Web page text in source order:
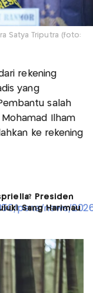
Satya Triputra (foto:
rekening
yang
salah
Mohamad Ilham
ke rekening
Presiden
Sang Harimau